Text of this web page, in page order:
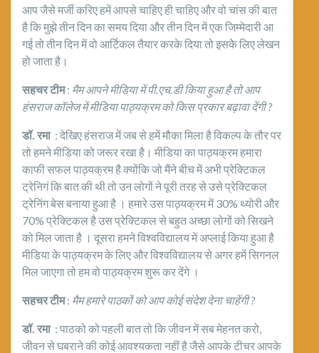
आप जैसे मर्जी करिए हमें आपसे चाहिए ही चाहिए और वो चांस की बात
है कि मुझे तीन दिन का समय दिया और तीन दिन में एक जिम्मेदारी आ
गई तो तीन दिन में वो आर्टिकल तैयार करके दिया तो इसके लिए लेखन
हो जाता है।
सहचर टीम: मैम आपने मीडिया में पी.एच.डी किया हुआ है तो आप
हंसराज कॉलेज में मीडिया पाठ्यक्रम को किस प्रकार बढ़ावा देंगी ?
डॉ. रमा: देखिए हंसराज में जब से हमें मौका मिला है विकल्प के तौर पर
तो हमने मीडिया को जरूर रखा है। मीडिया का पाठ्यक्रम हमारा
काफी सफल पाठ्यक्रम है क्योंकि जो मैंने बीच में अभी प्रेक्टिकल
ट्रेनिगं कि बात की थी तो उन लोगों ने पूरी तरह से उसे प्रेक्टिकल
ट्रेनिंग बेस बनाया हुआ है । हमारे उस पाठ्यक्रम में 30% थ्योरी और
70% प्रेक्टिकल है उस प्रेक्टिकल से बहुत अच्छा लोगों को सिखने
को मिल जाता है । दूसरा हमने विश्वविद्यालय में अप्लाई किया हुआ है
मीडिया के पाठ्यक्रम के लिए और विश्वविद्यालय से अगर हमें सिगनल
मिल जाएगा तो हम वो पाठ्यक्रम शुरू कर देंगे ।
सहचर टीम: मैम हमारे पाठकों को आप कोई संदेश देना चाहेंगी?
डॉ. रमा: पाठको को पहली बात तो कि जीवन में सब मेहनत करो,
जीवन से घबराने की कोई आवश्यकता नहीं है जैसे आपके टीचर आपके